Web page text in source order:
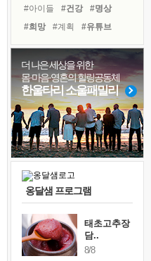
꿈이 실제가 되는 것
'말 타는 법'을 먼저
졸업식 사진을 보며
극심한 변비, 어깨결림, 수면 장애
아픈 아버지를 위한 공간 설계
슬럼프
보고 싶은 어머니
못된 꼰대들
#아이들
#건강
#명상
#희망
#계획
#유튜브
#도움
#면역력
#위기
#독서캠프
#다짐
#독서
#삶
#선택
#친구
#비전캠프
#힐링
#극복
#나눔
더 나은 세상을 위한
몸·마음·영혼의 힐링공동체
한울타리 소울패밀리
옹달샘 프로그램
태초고추장
담..
8/8